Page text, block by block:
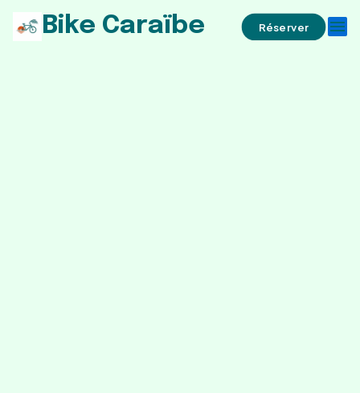
Bike Caraïbe Réserver menu